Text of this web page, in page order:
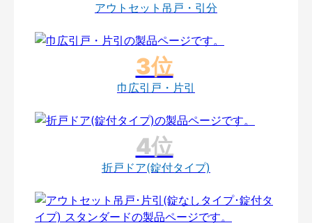
アウトセット吊戸・引分
巾広引戸・片引
折戸ドア(錠付タイプ)